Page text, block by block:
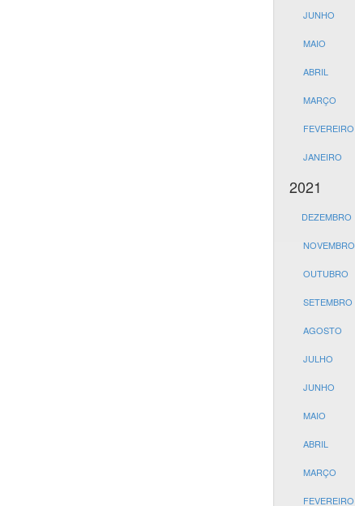
JUNHO
MAIO
ABRIL
MARÇO
FEVEREIRO
JANEIRO
2021
DEZEMBRO
NOVEMBRO
OUTUBRO
SETEMBRO
AGOSTO
JULHO
JUNHO
MAIO
ABRIL
MARÇO
FEVEREIRO